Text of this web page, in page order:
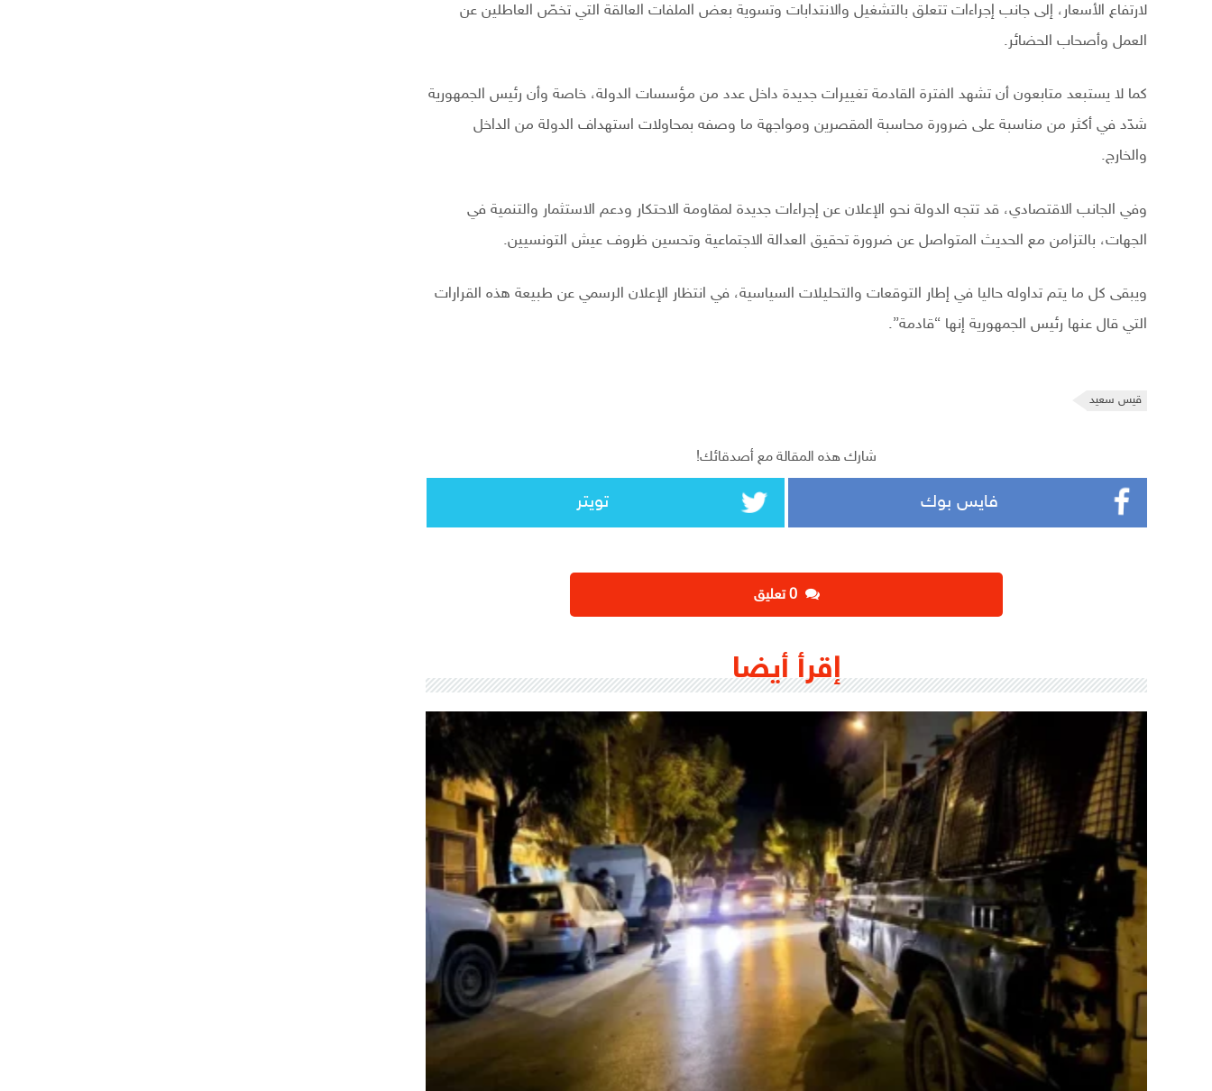
لارتفاع الأسعار، إلى جانب إجراءات تتعلق بالتشغيل والانتدابات وتسوية بعض الملفات العالقة التي تخصّ العاطلين عن
العمل وأصحاب الحضائر.
كما لا يستبعد متابعون أن تشهد الفترة القادمة تغييرات جديدة داخل عدد من مؤسسات الدولة، خاصة وأن رئيس الجمهورية
شدّد في أكثر من مناسبة على ضرورة محاسبة المقصرين ومواجهة ما وصفه بمحاولات استهداف الدولة من الداخل
والخارج.
وفي الجانب الاقتصادي، قد تتجه الدولة نحو الإعلان عن إجراءات جديدة لمقاومة الاحتكار ودعم الاستثمار والتنمية في
الجهات، بالتزامن مع الحديث المتواصل عن ضرورة تحقيق العدالة الاجتماعية وتحسين ظروف عيش التونسيين.
ويبقى كل ما يتم تداوله حاليا في إطار التوقعات والتحليلات السياسية، في انتظار الإعلان الرسمي عن طبيعة هذه القرارات
التي قال عنها رئيس الجمهورية إنها “قادمة”.
قيس سعيد
شارك هذه المقالة مع أصدقائك!
فايس بوك تويتر
‫0 تعليق
إقرأ أيضا